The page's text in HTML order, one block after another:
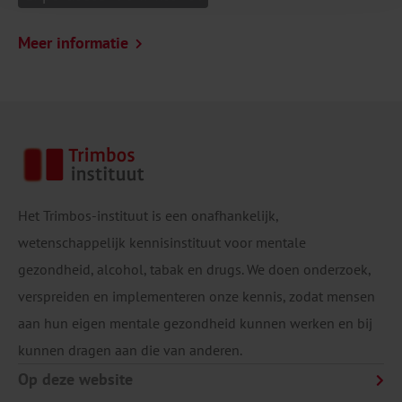
Meer informatie
Het Trimbos-instituut is een onafhankelijk,
wetenschappelijk kennisinstituut voor mentale
gezondheid, alcohol, tabak en drugs. We doen onderzoek,
verspreiden en implementeren onze kennis, zodat mensen
aan hun eigen mentale gezondheid kunnen werken en bij
kunnen dragen aan die van anderen.
Op deze website